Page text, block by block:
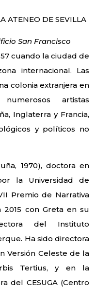
ATENEO DE SEVILLA
San Francisco
cuando la ciudad de
internacional. Las
colonia extranjera en
artistas
Inglaterra y Francia,
y políticos no
1970), doctora en
la Universidad de
Premio de Narrativa
con Greta en su
del Instituto
Ha sido directora
Versión Celeste de la
Tertius, y en la
del CESUGA (Centro